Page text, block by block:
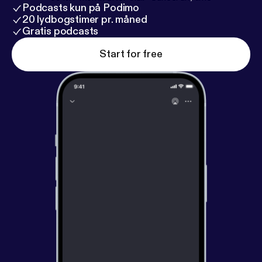
Podcasts kun på Podimo
20 lydbogstimer pr. måned
Gratis podcasts
Start for free